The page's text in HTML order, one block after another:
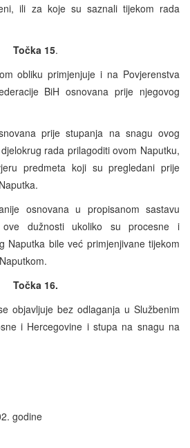
ili za koje su saznali tijekom rada
Točka 15.
obliku primjenjuje i na Povjerenstva
BiH osnovana prije njegovog
prije stupanja na snagu ovog
rada prilagoditi ovom Naputku,
predmeta koji su pregledani prije
osnovana u propisanom sastavu
dužnosti ukoliko su procesne i
Naputka bile već primjenjivane tijekom
Točka 16.
bez odlaganja u Službenim
i Hercegovine i stupa na snagu na
godine